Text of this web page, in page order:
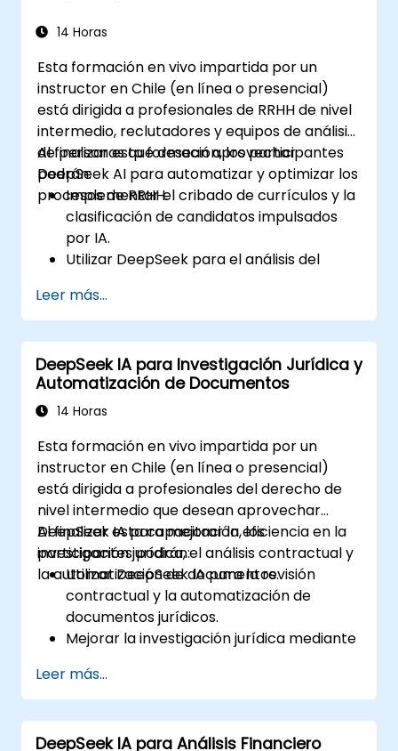
impulsados por IA en entornos del mundo
14 Horas
Esta formación en vivo impartida por un
instructor en Chile (en línea o presencial)
está dirigida a profesionales de RRHH de nivel
intermedio, reclutadores y equipos de análisis
de personas que desean aprovechar
DeepSeek AI para automatizar y optimizar los
procesos de RRHH.
Al finalizar esta formación, los participantes
podrán:
Implementar el cribado de currículos y la
clasificación de candidatos impulsados
por IA.
Utilizar DeepSeek para el análisis del
información sobre su compromiso.
Mejorar la planificación de la fuerza
laboral con análisis predictivo.
Integrar DeepSeek AI en los flujos de
trabajo de RRHH para lograr
automatización y eficiencia.
Leer más...
DeepSeek IA para Investigación Jurídica y
Automatización de Documentos
14 Horas
Esta formación en vivo impartida por un
instructor en Chile (en línea o presencial)
está dirigida a profesionales del derecho de
nivel intermedio que desean aprovechar
DeepSeek IA para mejorar la eficiencia en la
investigación jurídica, el análisis contractual y
la automatización de documentos.
Al finalizar esta capacitación, los
participantes podrán:
Utilizar DeepSeek IA para la revisión
contractual y la automatización de
documentos jurídicos.
Mejorar la investigación jurídica mediante
inteligencia artificial.
Implementar la resumización dirigida por
IA para documentos legales.
Automatizar flujos de trabajo legales
Leer más...
DeepSeek IA para Análisis Financiero